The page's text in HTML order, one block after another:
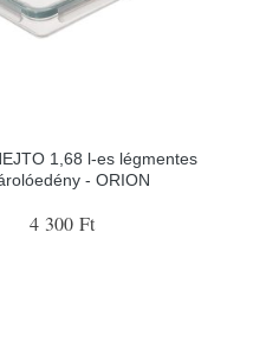
1,68 l-es légmentes
- ORION
4 300 Ft